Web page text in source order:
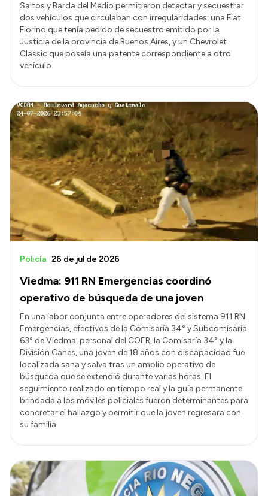
Saltos y Barda del Medio permitieron detectar y secuestrar
dos vehículos que circulaban con irregularidades: una Fiat
Fiorino que tenía pedido de secuestro emitido por la
Justicia de la provincia de Buenos Aires, y un Chevrolet
Classic que poseía una patente correspondiente a otro
vehículo.
Viedma: 911 RN Emergencias coordinó
operativo de búsqueda de una joven
Policía 26 de jul de 2026
En una labor conjunta entre operadores del sistema 911 RN
Emergencias, efectivos de la Comisaría 34° y Subcomisaría
63° de Viedma, personal del COER, la Comisaría 34° y la
División Canes, una joven de 18 años con discapacidad fue
localizada sana y salva tras un amplio operativo de
búsqueda que se extendió durante varias horas. El
seguimiento realizado en tiempo real y la guía permanente
brindada a los móviles policiales fueron determinantes para
concretar el hallazgo y permitir que la joven regresara con
su familia.